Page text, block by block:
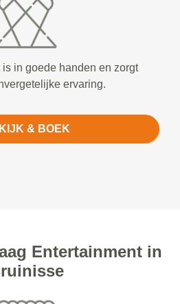
is in goede handen en zorgt
ervaring.
& BOEK
Entertainment in